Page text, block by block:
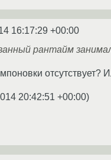
16:17:29 +00:00
рантайм
отсутствует?
20:42:51 +00:00)